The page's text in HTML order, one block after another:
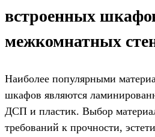
встроенных
межкомнатных
Наиболее популярными
шкафов являются
ДСП и пластик. Выбор
требований к прочности,